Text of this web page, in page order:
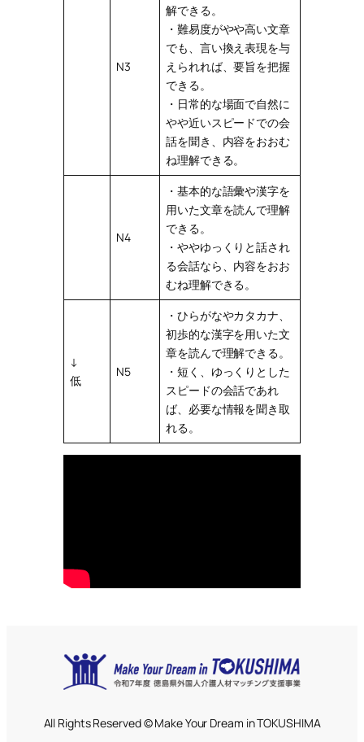
N3
解できる。
・難易度がやや高い文章
でも、言い換え表現を与
えられれば、要旨を把握
できる。
・日常的な場面で自然に
やや近いスピードでの会
話を聞き、内容をおおむ
ね理解できる。
N4
・基本的な語彙や漢字を
用いた文章を読んで理解
できる。
・ややゆっくりと話され
る会話なら、内容をおお
むね理解できる。
↓
低
N5
・ひらがなやカタカナ、
初歩的な漢字を用いた文
章を読んで理解できる。
・短く、ゆっくりとした
スピードの会話であれ
ば、必要な情報を聞き取
れる。
All Rights Reserved © Make Your Dream in TOKUSHIMA